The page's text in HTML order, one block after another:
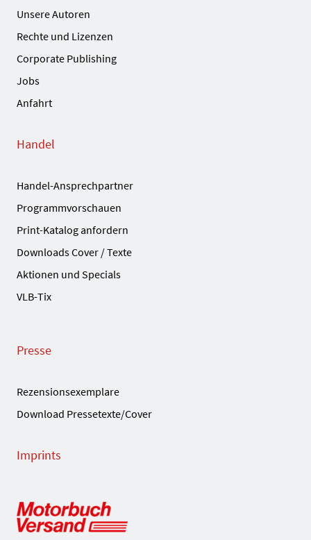
Unsere Autoren
Rechte und Lizenzen
Corporate Publishing
Jobs
Anfahrt
Handel
Handel-Ansprechpartner
Programmvorschauen
Print-Katalog anfordern
Downloads Cover / Texte
Aktionen und Specials
VLB-Tix
Presse
Rezensionsexemplare
Download Pressetexte/Cover
Imprints